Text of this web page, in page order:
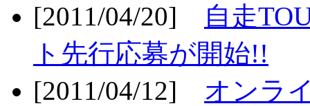
[2011/04/20]
自走
ト先行応募が開始!!
[2011/04/12] オンラ